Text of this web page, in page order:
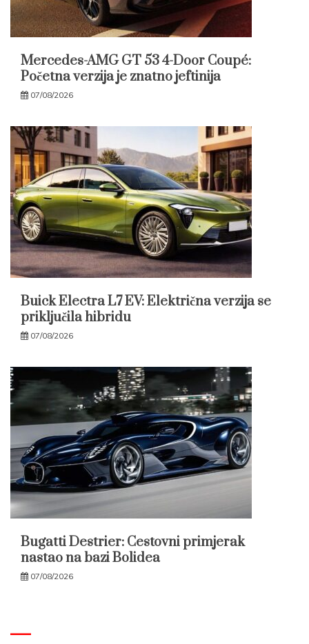
Mercedes-AMG GT 53 4-Door Coupé:
Početna verzija je znatno jeftinija
07/08/2026
Buick Electra L7 EV: Električna verzija se
priključila hibridu
07/08/2026
Bugatti Destrier: Cestovni primjerak
nastao na bazi Bolidea
07/08/2026